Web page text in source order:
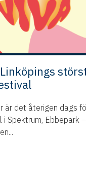
är det återigen dags
Spektrum, Ebbepark